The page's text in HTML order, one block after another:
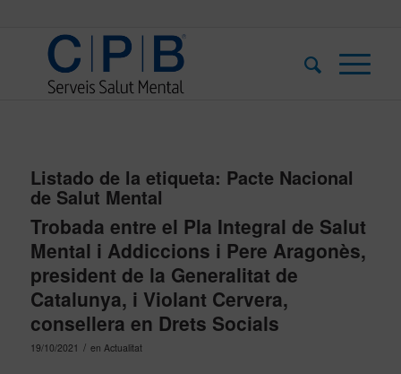
Listado de la etiqueta: Pacte Nacional
de Salut Mental
Trobada entre el Pla Integral de Salut
Mental i Addiccions i Pere Aragonès,
president de la Generalitat de
Catalunya, i Violant Cervera,
consellera en Drets Socials
19/10/2021 / en Actualitat